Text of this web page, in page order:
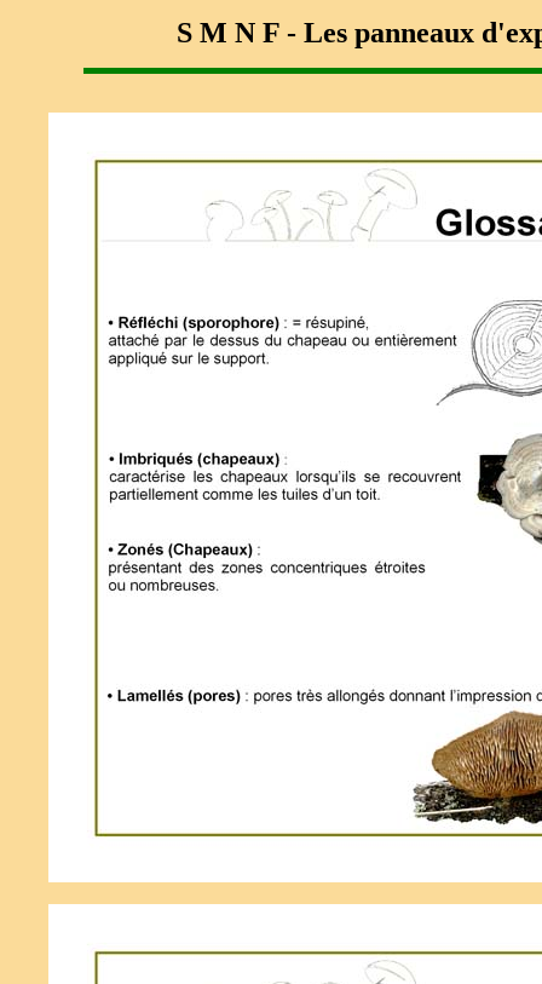
S M N F - Les panneaux